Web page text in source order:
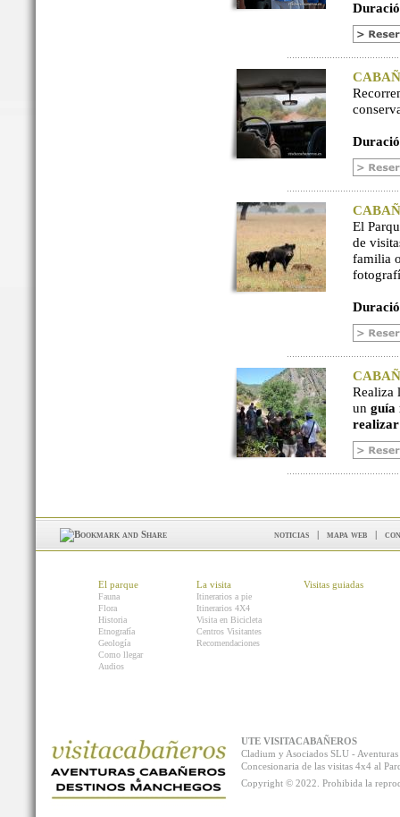
El
de
familia
Realiza
un guía
noticias | mapa web |
El parque
Fauna
Flora
Historia
Etnografía
Geología
Como llegar
Audios
La visita
Itinerarios a pie
Itinerarios 4X4
Visita en Bicicleta
Centros Visitantes
Recomendaciones
Visitas guiadas
UTE VISITACABAÑEROS
Cladium y Asociados SLU -
Concesionaria de las visitas 4x4 al
Copyright © 2022. Prohibida la